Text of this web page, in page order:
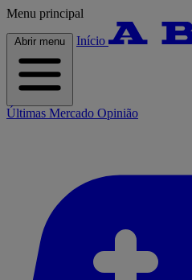
Menu principal
Abrir menu Início
Últimas Mercado Opinião